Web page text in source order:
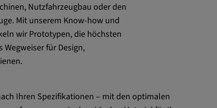
Nutzfahrzeugbau oder den
Mit unserem Know-how und
wir Prototypen, die höchsten
für Design,
Ihren Spezifikationen – mit den optimalen